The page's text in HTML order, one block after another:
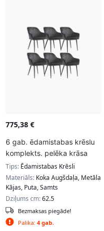
775,38 €
6 gab. ēdamistabas krēslu
komplekts. pelēka krāsa
Tips: Ēdamistabas Krēsli
Materiāls: Koka Augšdaļa, Metāla
Kājas, Puta, Samts
Dziļums cm:62.5
Palika: 4 gab.
Bezmaksas piegāde!